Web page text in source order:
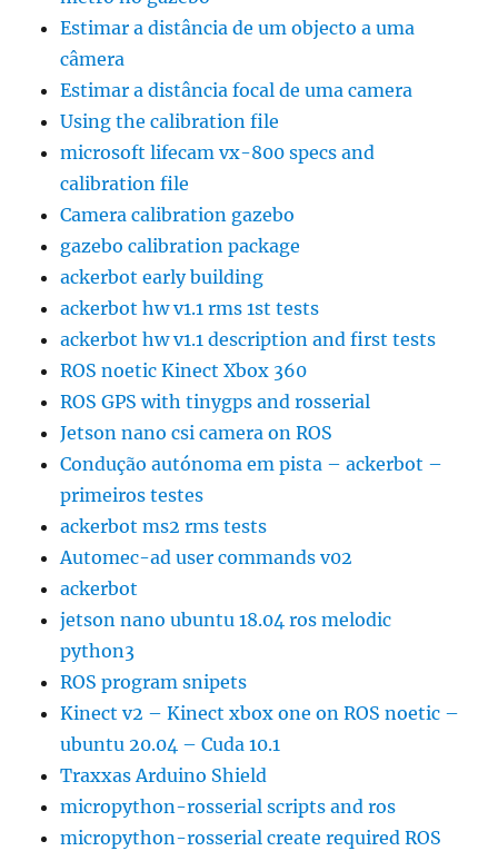
Estimar a distância de um objecto a uma
câmera
Estimar a distância focal de uma camera
Using the calibration file
microsoft lifecam vx-800 specs and
calibration file
Camera calibration gazebo
gazebo calibration package
ackerbot early building
ackerbot hw v1.1 rms 1st tests
ackerbot hw v1.1 description and first tests
ROS noetic Kinect Xbox 360
ROS GPS with tinygps and rosserial
Jetson nano csi camera on ROS
Condução autónoma em pista – ackerbot –
primeiros testes
ackerbot ms2 rms tests
Automec-ad user commands v02
ackerbot
jetson nano ubuntu 18.04 ros melodic
python3
ROS program snipets
Kinect v2 – Kinect xbox one on ROS noetic –
ubuntu 20.04 – Cuda 10.1
Traxxas Arduino Shield
micropython-rosserial scripts and ros
micropython-rosserial create required ROS